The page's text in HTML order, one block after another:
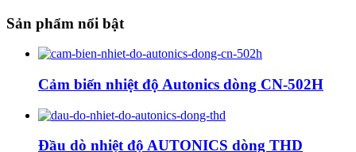
Sản phẩm nổi bật
Cảm biến nhiệt độ Autonics dòng CN-502H
Đầu dò nhiệt độ AUTONICS dòng THD